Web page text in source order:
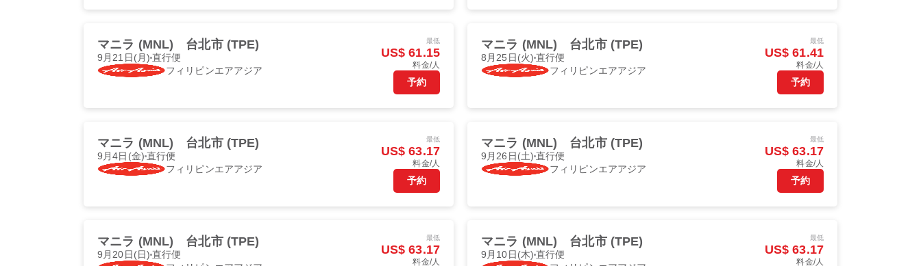
マニラ (MNL) 台北市 (TPE)
9月21日(月)直行便
フィリピンエアアジア
最低
US$ 61.15
料金/人
予約
マニラ (MNL) 台北市 (TPE)
8月25日(火)直行便
フィリピンエアアジア
最低
US$ 61.41
料金/人
予約
マニラ (MNL) 台北市 (TPE)
9月4日(金) 直行便
フィリピンエアアジア
最低
US$ 63.17
料金/人
予約
マニラ (MNL) 台北市 (TPE)
9月26日(土)直行便
フィリピンエアアジア
最低
US$ 63.17
料金/人
予約
マニラ (MNL) 台北市 (TPE)
9月20日(日)直行便
最低
US$ 63.17
料金/人
マニラ (MNL) 台北市 (TPE)
9月10日(木)直行便
最低
US$ 63.17
料金/人